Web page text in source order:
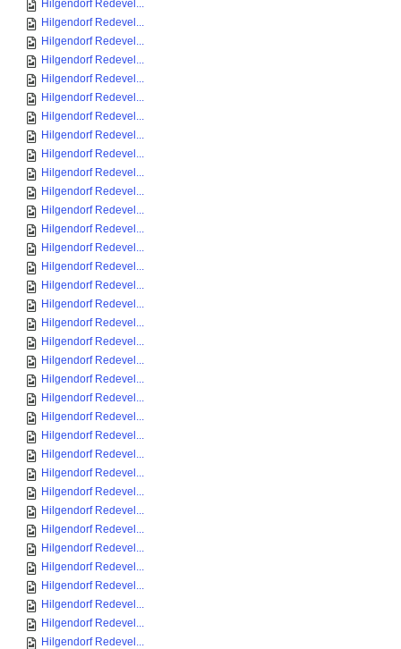
Hilgendorf Redevel...
Hilgendorf Redevel...
Hilgendorf Redevel...
Hilgendorf Redevel...
Hilgendorf Redevel...
Hilgendorf Redevel...
Hilgendorf Redevel...
Hilgendorf Redevel...
Hilgendorf Redevel...
Hilgendorf Redevel...
Hilgendorf Redevel...
Hilgendorf Redevel...
Hilgendorf Redevel...
Hilgendorf Redevel...
Hilgendorf Redevel...
Hilgendorf Redevel...
Hilgendorf Redevel...
Hilgendorf Redevel...
Hilgendorf Redevel...
Hilgendorf Redevel...
Hilgendorf Redevel...
Hilgendorf Redevel...
Hilgendorf Redevel...
Hilgendorf Redevel...
Hilgendorf Redevel...
Hilgendorf Redevel...
Hilgendorf Redevel...
Hilgendorf Redevel...
Hilgendorf Redevel...
Hilgendorf Redevel...
Hilgendorf Redevel...
Hilgendorf Redevel...
Hilgendorf Redevel...
Hilgendorf Redevel...
Hilgendorf Redevel...